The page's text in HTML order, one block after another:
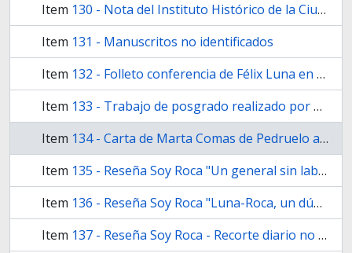
Item 130 - Nota del Instituto Histórico de la Ciudad de Buenos Aires reportando los domicilios del Gral. Julio A. Roca
Item 131 - Manuscritos no identificados
Item 132 - Folleto conferencia de Félix Luna en el Jockey Club de Rosario
Item 133 - Trabajo de posgrado realizado por Prof. Martina Guzmán Pinedo, citando a Soy Roca
Item 134 - Carta de Marta Comas de Pedruelo a Félix Luna en relación a Roca
Item 135 - Reseña Soy Roca "Un general sin laberinto" - Por Eduardo José Míguez
Item 136 - Reseña Soy Roca "Luna-Roca, un dúo histórico" - Recorte revista Noticias
Item 137 - Reseña Soy Roca - Recorte diario no identificado